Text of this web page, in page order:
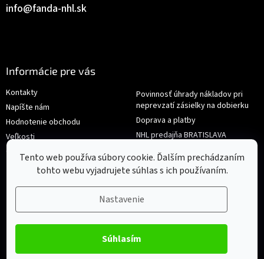
Tento web používa súbory cookie. Ďalším prechádzaním
tohto webu vyjadrujete súhlas s ich používaním.
Nastavenie
Súhlasím
info@fanda-nhl.sk
Informácie pre vás
Kontakty
Napíšte nám
Hodnotenie obchodu
Veľkosti
Obchodné podmienky
Povinnosť úhrady nákladov pri
neprevzatí zásielky na dobierku
Doprava a platby
NHL predajňa BRATISLAVA
Reklamace/Výměna